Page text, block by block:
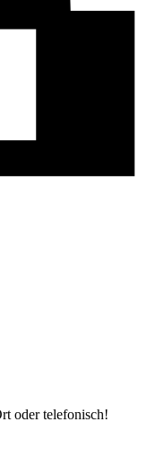
oder telefonisch!